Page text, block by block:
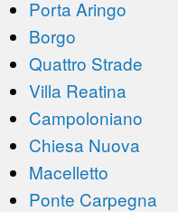
Porta Aringo
Borgo
Quattro Strade
Villa Reatina
Campoloniano
Chiesa Nuova
Macelletto
Ponte Carpegna